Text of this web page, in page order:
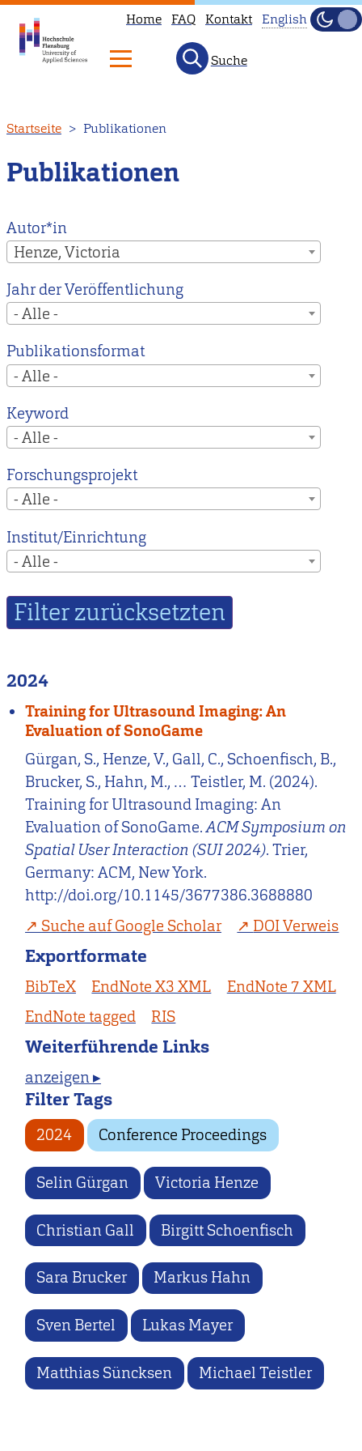
zum
Inhalt
Home FAQ Kontakt
to
our
main
instead.
English
Hell
Suche
Startseite Publikationen
Publikationen
Autor*in
Henze, Victoria
Jahr der Veröffentlichung
- Alle -
Publikationsformat
- Alle -
Keyword
- Alle -
Forschungsprojekt
- Alle -
Institut/Einrichtung
- Alle -
2024
Training for Ultrasound Imaging: An
Evaluation of SonoGame
Gürgan, S., Henze, V., Gall, C., Schoenfisch, B.,
Brucker, S., Hahn, M., … Teistler, M. (2024).
Training for Ultrasound Imaging: An
Evaluation of SonoGame.ACM Symposium on
Spatial User Interaction (SUI 2024). Trier,
Germany: ACM, New York.
http://doi.org/10.1145/3677386.3688880
Suche auf Google Scholar
DOI Verweis
Exportformate
BibTeX EndNote X3 XML
EndNote 7 XML
EndNote tagged
RIS
Weiterführende Links
anzeigen ▸
Filter Tags
2024 Conference Proceedings
Selin Gürgan Victoria Henze
Christian Gall Birgitt Schoenfisch
Sara Brucker Markus Hahn
Sven Bertel Lukas Mayer
Matthias Süncksen Michael Teistler